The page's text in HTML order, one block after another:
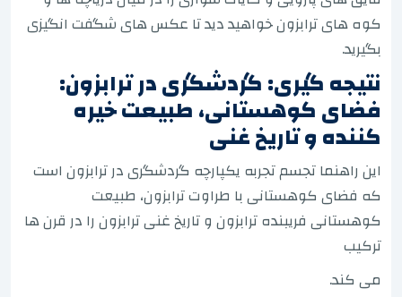
کوه های ترابزون خواهید دید تا عکس های شگفت انگیزی
بگیرید.
نتیجه گیری: گردشگری در ترابزون:
فضای کوهستانی، طبیعت خیره
کننده و تاریخ غنی
این راهنما تجسم تجربه یکپارچه گردشگری در ترابزون است
که فضای کوهستانی با طراوت ترابزون، طبیعت
کوهستانی فریبنده ترابزون و تاریخ غنی ترابزون را در قرن ها
ترکیب
می کند.